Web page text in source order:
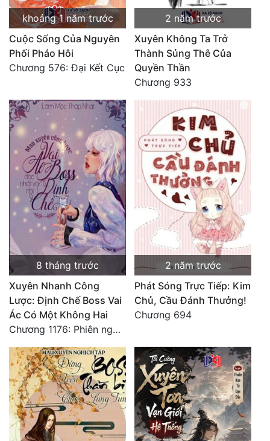
khoảng 1 năm trước
Cuộc Sống Của Nguyên
Phối Pháo Hôi
Chương 576: Đại Kết Cục
2 năm trước
Xuyên Không Ta Trở
Thành Sủng Thê Của
Quyền Thần
Chương 933
8 tháng trước
Xuyên Nhanh Công
Lược: Định Chế Boss Vai
Ác Có Một Không Hai
Chương 1176: Phiên ngoại Triều Dương Lâm Nguyệt
2 năm trước
Phát Sóng Trực Tiếp: Kim
Chủ, Cầu Đánh Thưởng!
Chương 694